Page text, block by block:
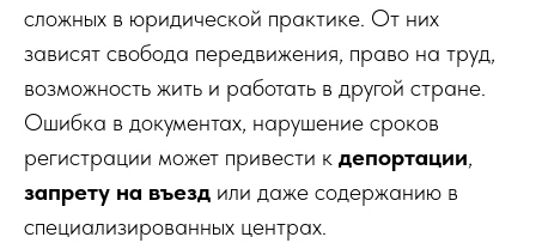
сложных в юридической практике. От них
зависят свобода передвижения, право на труд,
возможность жить и работать в другой стране.
Ошибка в документах, нарушение сроков
регистрации может привести к депортации,
запрету на въезд или даже содержанию в
специализированных центрах.